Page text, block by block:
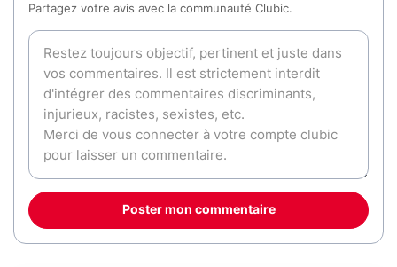
Partagez votre avis avec la communauté Clubic.
Poster mon commentaire